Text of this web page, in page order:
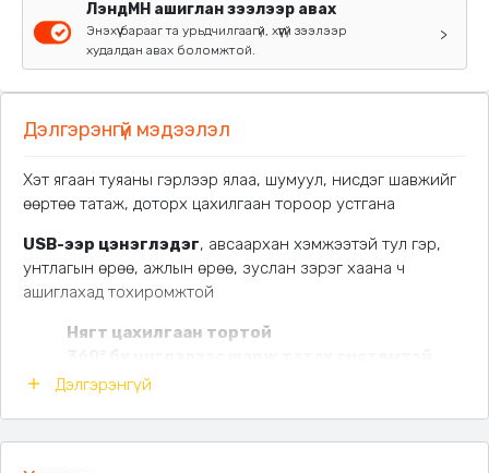
ЛэндМН ашиглан зээлээр авах
Энэхүү барааг та урьдчилгаагүй, хүүгүй зээлээр
худалдан авах боломжтой.
>
Дэлгэрэнгүй мэдээлэл
Хэт ягаан туяаны гэрлээр ялаа, шумуул, нисдэг шавжийг
өөртөө татаж, доторх цахилгаан тороор устгана
USB-ээр цэнэглэдэг, авсаархан хэмжээтэй тул гэр,
унтлагын өрөө, ажлын өрөө, зуслан зэрэг хаана ч
ашиглахад тохиромжтой
Нягт цахилгаан тортой
Дуу чимээ багатай
Хүчин чадал:
Дэлгэрэнгүй